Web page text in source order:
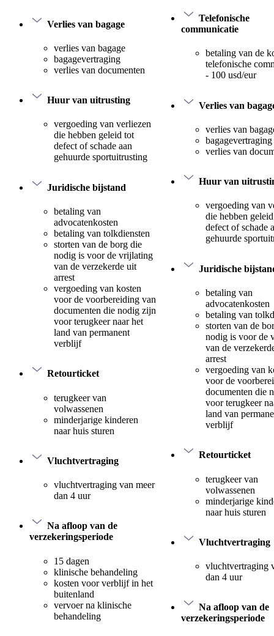
Verlies van bagage
verlies van bagage
bagagevertraging
verlies van documenten
Huur van uitrusting
vergoeding van verliezen
die hebben geleid tot
defect of schade aan
gehuurde sportuitrusting
Juridische bijstand
betaling van
advocatenkosten
betaling van tolkdiensten
storten van de borg die
nodig is voor de vrijlating
van de verzekerde uit
arrest
vergoeding van kosten
voor de voorbereiding van
documenten die nodig zijn
voor terugkeer naar het
land van permanent
verblijf
Retourticket
terugkeer van
volwassenen
minderjarige kinderen
naar huis sturen
Vluchtvertraging
vluchtvertraging van meer
dan 4 uur
Na afloop van de
verzekeringsperiode
15 dagen
klinische behandeling
kosten voor verblijf in het
buitenland
vervoer na klinische
behandeling
Telefonische
communicatie
betaling van de
telefonische
- 100 usd/eur
Verlies van
verlies van
bagagevertraging
verlies van
Huur van
vergoeding van
die hebben
defect of schade
gehuurde
Juridische
betaling van
advocatenkosten
betaling van
storten van de
nodig is voor de
van de
arrest
vergoeding van
voor de
documenten die
voor terugkeer
land van
verblijf
Retourticket
terugkeer van
volwassenen
minderjarige
naar huis sturen
Vluchtvertraging
vluchtvertraging
dan 4 uur
Na afloop van de
verzekeringsperiode